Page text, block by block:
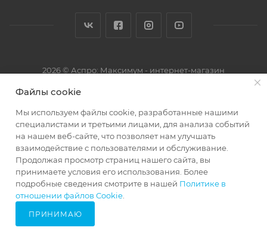
2026 © Аспро: Максимум - интернет-магазин
68250160
Файлы cookie
Мы используем файлы cookie, разработанные нашими
специалистами и третьими лицами, для анализа событий
на нашем веб-сайте, что позволяет нам улучшать
взаимодействие с пользователями и обслуживание.
Продолжая просмотр страниц нашего сайта, вы
принимаете условия его использования. Более
подробные сведения смотрите в нашей Политике в
отношении файлов Cookie
ПРИНИМАЮ
Главная
Кабинет